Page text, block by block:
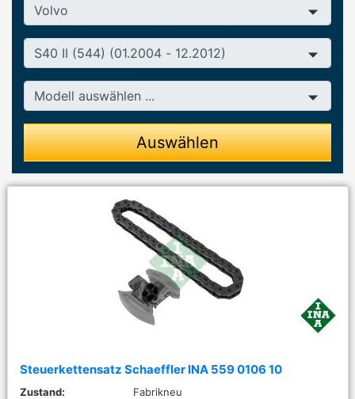
Baureihe
Modell
Auswählen
Steuerkettensatz Schaeffler INA 559 0106 10
Zustand:
Fabrikneu